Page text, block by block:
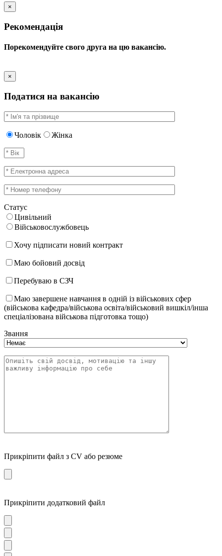
×
Рекомендація
Порекомендуйте свого друга на цю вакансію.
×
Податися на вакансію
Чоловік Жінка
Статус
Цивільний
Військовослужбовець
Хочу підписати новий контракт
Маю бойовий досвід
Перебуваю в СЗЧ
Маю завершене навчання в одній із військових сфер
(військова кафедра/військова освіта/військовий вишкіл/інша
спеціалізована військова підготовка тощо)
Звання
Прикріпити файл з CV або резюме
Прикріпити додатковий файл